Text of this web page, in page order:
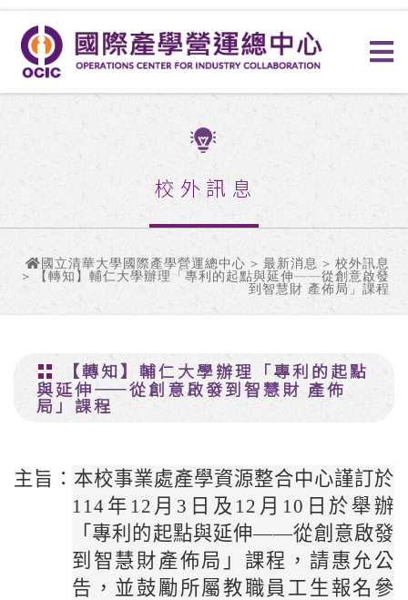
校外訊息
國立清華大學國際產學營運總中心 > 最新消息 > 校外訊息
> 【轉知】輔仁大學辦理「專利的起點與延伸——從創意啟發
到智慧財 產佈局」課程
【轉知】輔仁大學辦理「專利的起點
與延伸——從創意啟發到智慧財 產佈
局」課程
主旨： 本校事業處產學資源整合中心謹訂於
114年12月3日及12月10日於舉辦
「專利的起點與延伸——從創意啟發
到智慧財產佈局」課程，請惠允公
告，並鼓勵所屬教職員工生報名參